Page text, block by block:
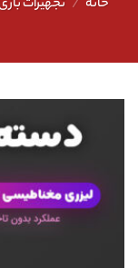
خانه / تجهیزات